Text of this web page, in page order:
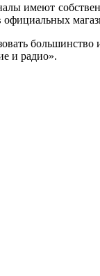
имеют
и радио».